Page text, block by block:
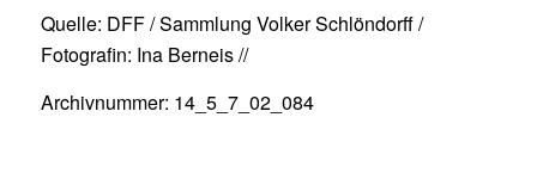
Quelle: DFF / Sammlung Volker Schlöndorff /
Fotografin: Ina Berneis //
Archivnummer: 14_5_7_02_084